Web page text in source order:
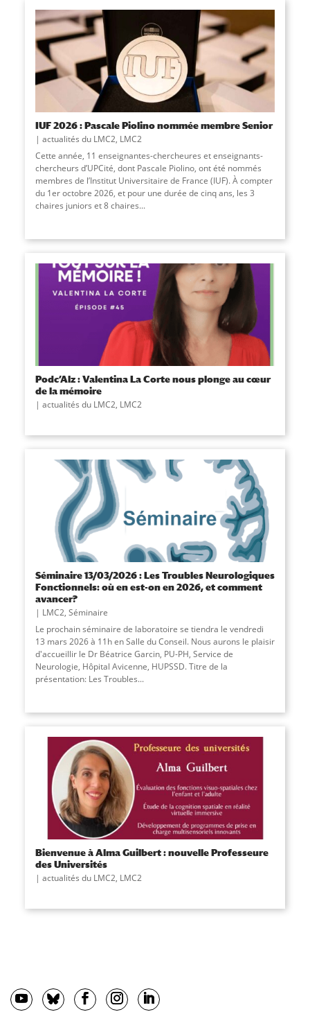
IUF 2026 : Pascale Piolino nommée membre Senior
actualités du LMC2, LMC2
Cette année, 11 enseignantes-chercheures et enseignants-
chercheurs d’UPCité, dont Pascale Piolino, ont été nommés
membres de l’Institut Universitaire de France (IUF). À compter
du 1er octobre 2026, et pour une durée de cinq ans, les 3
chaires juniors et 8 chaires...
Podc’Alz : Valentina La Corte nous plonge au cœur
de la mémoire
actualités du LMC2, LMC2
Séminaire 13/03/2026 : Les Troubles Neurologiques
Fonctionnels: où en est-on en 2026, et comment
avancer?
LMC2, Séminaire
Le prochain séminaire de laboratoire se tiendra le vendredi
13 mars 2026 à 11h en Salle du Conseil. Nous aurons le plaisir
d'accueillir le Dr Béatrice Garcin, PU-PH, Service de
Neurologie, Hôpital Avicenne, HUPSSD. Titre de la
présentation: Les Troubles...
Bienvenue à Alma Guilbert : nouvelle Professeure
des Universités
actualités du LMC2, LMC2